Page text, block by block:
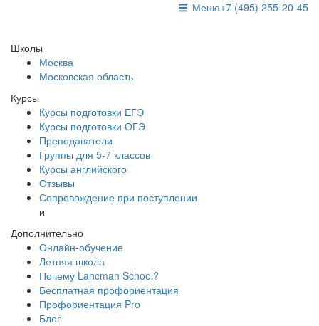
+7 (495) 255-20-45
Меню
Школы
Москва
Московская область
Курсы
Курсы подготовки ЕГЭ
Курсы подготовки ОГЭ
Преподаватели
Группы для 5-7 классов
Курсы английского
Отзывы
Сопровождение при поступлении
и
Дополнительно
Онлайн-обучение
Летняя школа
Почему Lancman School?
Бесплатная профориентация
Профориентация Pro
Блог